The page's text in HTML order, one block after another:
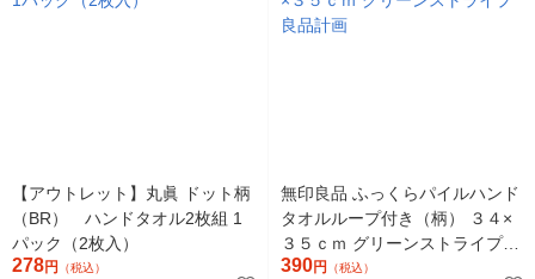
【アウトレット】丸眞 ドット柄
（BR） ハンドタオル2枚組 1
パック（2枚入）
278円 （税込）
無印良品 ふっくらパイルハンド
タオルループ付き（柄） ３４×
３５ｃｍ グリーンストライプ
良品計画
390円 （税込）